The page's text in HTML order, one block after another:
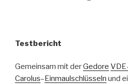
Testbericht
Gemeinsam mit derGedore
Carolus–Einmaulschlüsseln und